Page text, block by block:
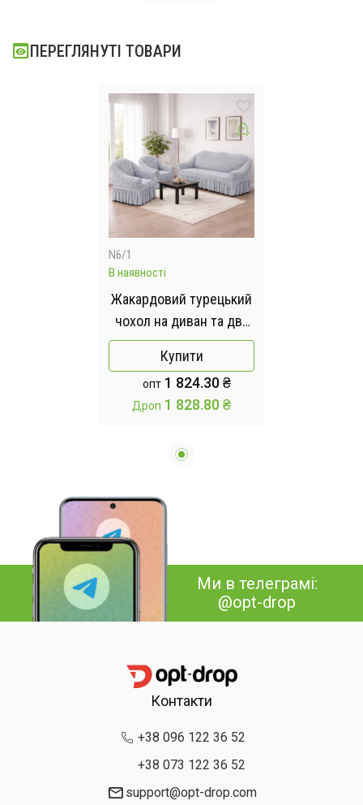
ПЕРЕГЛЯНУТІ ТОВАРИ
N6/1
В наявності
Жакардовий турецький
чохол на диван та два
крісла, універсальний
натяжний чохол,
накидка на диван Сірий
Купити
опт 1 824.30 ₴
Дроп 1 828.80 ₴
Ми в телеграмі:
@opt-drop
Контакти
+38 096 122 36 52
+38 073 122 36 52
support@opt-drop.com